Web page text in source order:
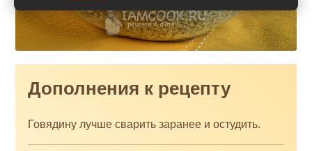
Дополнения к рецепту
Говядину лучше сварить заранее и остудить.